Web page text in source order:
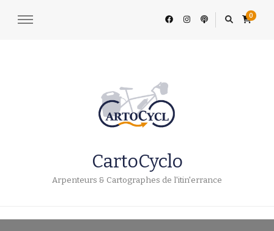
0
CartoCyclo
Arpenteurs & Cartographes de l'itin'errance